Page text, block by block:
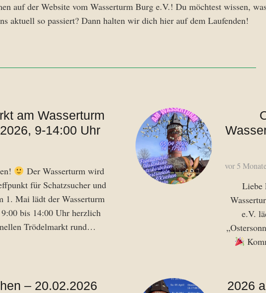
auf der Website vom Wasserturm Burg e.V.! Du möchtest wissen,
aktuell so passiert? Dann halten wir dich hier auf dem Laufenden!
am Wasserturm
9-14:00 Uhr
Der Wasserturm wird
für Schatzsucher und
1. Mai lädt der Wasserturm
bis 14:00 Uhr herzlich
Trödelmarkt rund…
vor 5
Liebe
e.V.
– 20.02.2026 2026